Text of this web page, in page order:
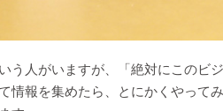
う人がいますが、「絶対にこのビ
報を集めたら、とにかくやって